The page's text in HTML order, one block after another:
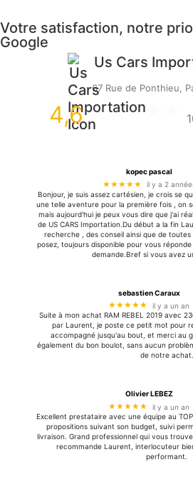
Votre satisfaction, notre
Google
Us Cars
67 Rue de Ponthieu,
4,6
kopec pascal
★★★★★
il y a 2
Bonjour, je suis assez cartésien, je crois se
une telle aventure pour la première fois , on
mais aujourd'hui je peux vous dire que j'ai
de US CARS Importation.Du début a la fin
recherche , des conseil ainsi que de
posez, toujours disponible pour vous
demande.Bref si vous avez
sebastien Caraux
★★★★★
il y a un an
Suite à mon achat RAM REBEL 2019 avec
par Laurent, je poste ce petit mot pour
accompagné jusqu'au bout, et merci au
également du bon boulot, sans aucun
de notre achat.
Olivier LEBEZ
★★★★★
il y a un an
Excellent prestataire avec une équipe au
propositions suivant son budget, suivi
livraison. Grand professionnel qui vous
recommande Laurent, interlocuteur
performant.